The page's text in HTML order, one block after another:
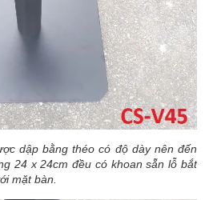
dập bằng théo có độ dày nên đến
24 x 24cm đều có khoan sẵn lỗ bắt
mặt bàn.